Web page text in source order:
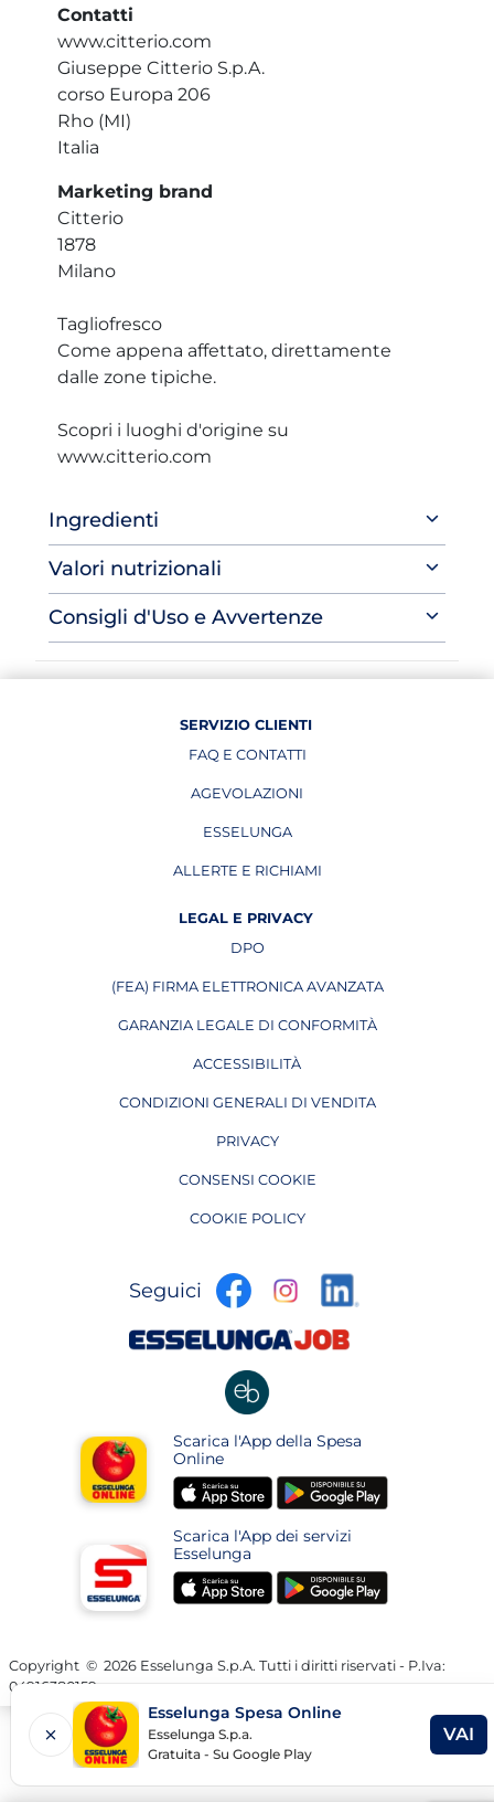
Contatti
www.citterio.com
Giuseppe Citterio S.p.A.
corso Europa 206
Rho (MI)
Italia
Marketing brand
Citterio
1878
Milano
Tagliofresco
Come appena affettato, direttamente
dalle zone tipiche.
Scopri i luoghi d'origine su
www.citterio.com
Ingredienti
Valori nutrizionali
Consigli d'Uso e Avvertenze
SERVIZIO CLIENTI
FAQ E CONTATTI
AGEVOLAZIONI
ESSELUNGA
APRE IN UNA NUOVA PAGINA
ALLERTE E RICHIAMI
APRE IN UNA NUOVA PAGINA
LEGAL E PRIVACY
DPO
APRE IN UNA NUOVA PAGINA
(FEA) FIRMA ELETTRONICA AVANZATA
APRE IN UNA NUOVA PAGINA
GARANZIA LEGALE DI CONFORMITÀ
ACCESSIBILITÀ
CONDIZIONI GENERALI DI VENDITA
PRIVACY
CONSENSI COOKIE
COOKIE POLICY
Seguici
apre
una
pagina
apre
una
in
pagina
in
una
nuova
pagina
Scarica l'App della Spesa
Online
apre
in
una
nuova
pagina
apre
in
una
nuova
pagina
Scarica l'App dei servizi
Esselunga
apre
in
nuova
apre
in
nuova
Copyright © 2026 Esselunga S.p.A. Tutti i diritti riservati - P.Iva:
04916380159
Esselunga Spesa Online
Esselunga S.p.a.
Gratuita - Su Google Play
VAI